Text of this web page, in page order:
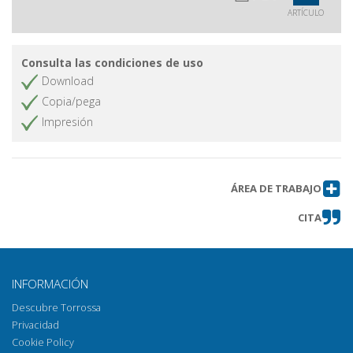
ARTÍCULO
Consulta las condiciones de uso
Download
Copia/pega
Impresión
ÁREA DE TRABAJO
CITA
INFORMACIÓN
Descubre Torrossa
Privacidad
Cookie Policy